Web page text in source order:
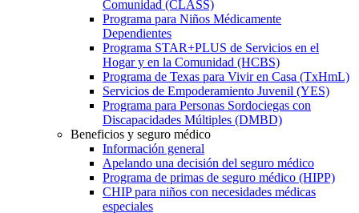
Comunidad (CLASS)
Programa para Niños Médicamente
Dependientes
Programa STAR+PLUS de Servicios en el
Hogar y en la Comunidad (HCBS)
Programa de Texas para Vivir en Casa (TxHmL)
Servicios de Empoderamiento Juvenil (YES)
Programa para Personas Sordociegas con
Discapacidades Múltiples (DMBD)
Beneficios y seguro médico
Información general
Apelando una decisión del seguro médico
Programa de primas de seguro médico (HIPP)
CHIP para niños con necesidades médicas
especiales